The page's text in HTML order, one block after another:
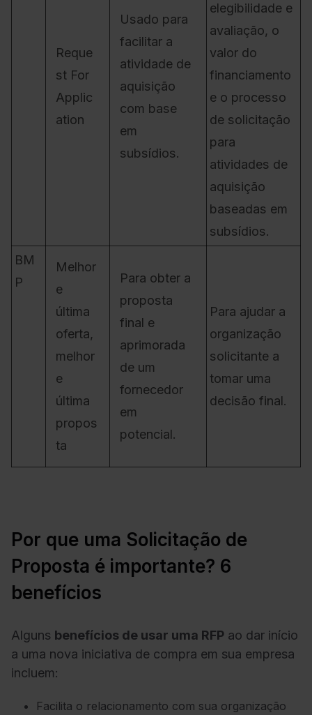
Reque
st For
Applic
ation
Usado para
facilitar a
atividade de
aquisição
com base
em
subsídios.
elegibilidade e
avaliação, o
valor do
financiamento
e o processo
de solicitação
para
atividades de
aquisição
baseadas em
subsídios.
BM
P
Melhor
e
última
oferta,
melhor
e
última
propos
ta
Para obter a
proposta
final e
aprimorada
de um
fornecedor
em
potencial.
Para ajudar a
organização
solicitante a
tomar uma
decisão final.
Por que uma Solicitação de
Proposta é importante? 6
benefícios
Alguns benefícios de usar uma RFP ao dar início
a uma nova iniciativa de compra em sua empresa
incluem:
Facilita o relacionamento com sua organização